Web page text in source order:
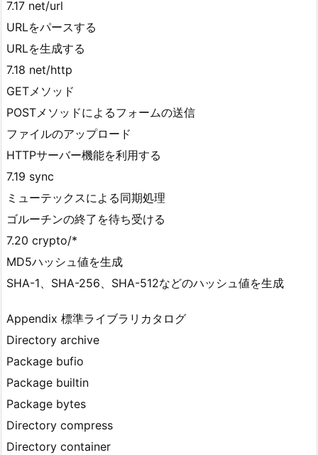
7.17 net/url
URLをパースする
URLを生成する
7.18 net/http
GETメソッド
POSTメソッドによるフォームの送信
ファイルのアップロード
HTTPサーバー機能を利用する
7.19 sync
ミューテックスによる同期処理
ゴルーチンの終了を待ち受ける
7.20 crypto/*
MD5ハッシュ値を生成
SHA-1、SHA-256、SHA-512などのハッシュ値を生成
Appendix 標準ライブラリカタログ
Directory archive
Package bufio
Package builtin
Package bytes
Directory compress
Directory container